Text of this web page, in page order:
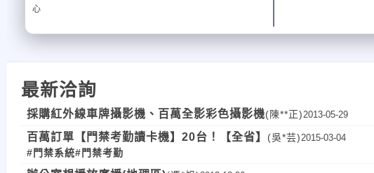
心
最新洽詢
採購紅外線車牌攝影機、百萬全影彩色攝影機(陳**正) 2013-05-29
百萬訂單【門禁考勤讀卡機】20台！【全省】 (吳*芸) 2015-03-04
#門禁系統#門禁考勤